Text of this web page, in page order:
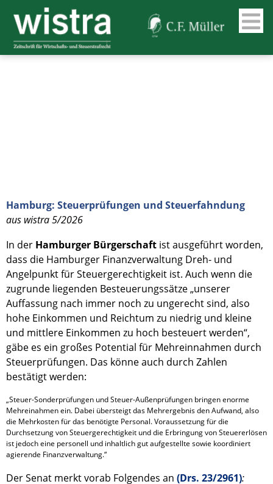
Hamburg: Steuerprüfungen und Steuerfahndung
aus wistra 5/2026
In der Hamburger Bürgerschaft ist ausgeführt worden,
dass die Hamburger Finanzverwaltung Dreh- und
Angelpunkt für Steuergerechtigkeit ist. Auch wenn die
zugrunde liegenden Besteuerungssätze „unserer
Auffassung nach immer noch zu ungerecht sind, also
hohe Einkommen und Reichtum zu niedrig und kleine
und mittlere Einkommen zu hoch besteuert werden“,
gäbe es ein großes Potential für Mehreinnahmen durch
Steuerprüfungen. Das könne auch durch Zahlen
bestätigt werden:
„Steuer-Sonderprüfungen und Steuer-Außenprüfungen bringen enorme
Mehreinahmen ein. Dabei übersteigt das Mehrergebnis den Aufwand, also
die Mehrkosten für das benötigte Personal. Voraussetzung für die
Durchsetzung von Steuergerechtigkeit und die Erbringung von Steuererlösen
ist jedoch eine personell und inhaltlich gut aufgestellte sowie koordiniert
agierende Finanzverwaltung.“
Der Senat merkt vorab Folgendes an (Drs. 23/2961):